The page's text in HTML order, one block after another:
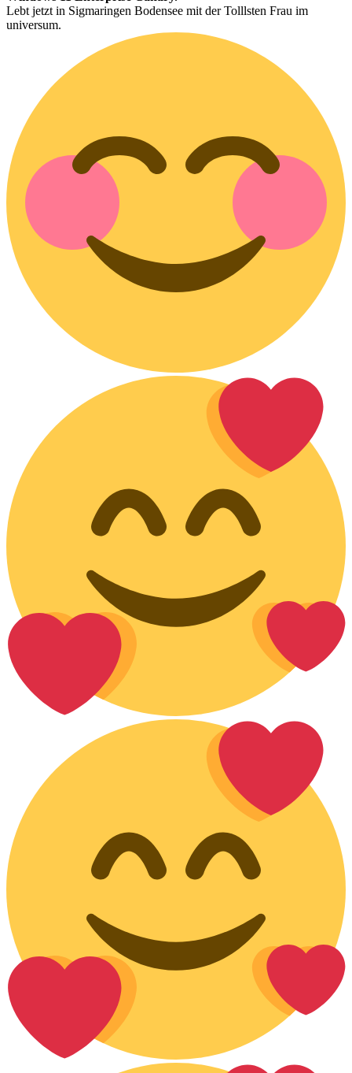
Lebt jetzt in Sigmaringen Bodensee mit der Tolllsten Frau im
universum.